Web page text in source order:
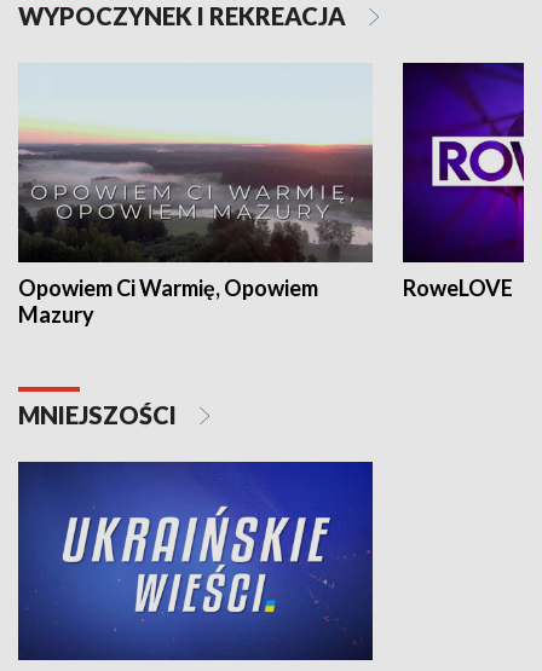
WYPOCZYNEK I REKREACJA
Opowiem Ci Warmię, Opowiem
Mazury
RoweLOVE
MNIEJSZOŚCI